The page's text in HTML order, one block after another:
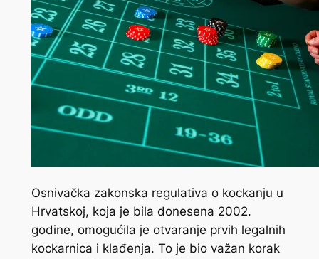
Osnivačka zakonska regulativa o kockanju u
Hrvatskoj, koja je bila donesena 2002.
godine, omogućila je otvaranje prvih legalnih
kockarnica i klađenja. To je bio važan korak